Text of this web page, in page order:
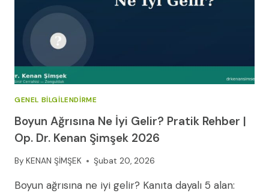
GENEL BILGILENDIRME
Boyun Ağrısına Ne İyi Gelir? Pratik Rehber |
Op. Dr. Kenan Şimşek 2026
By KENAN ŞİMŞEK Şubat 20, 2026
Boyun ağrısına ne iyi gelir? Kanıta dayalı 5 alan: